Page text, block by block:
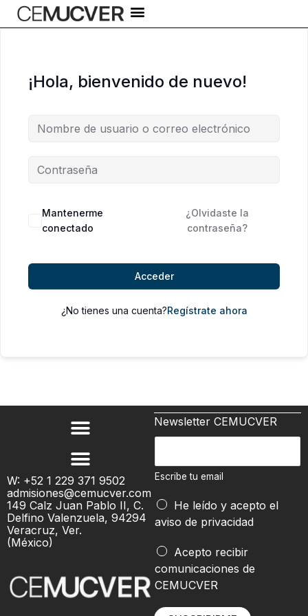
al
¡Hola, bienvenido de nuevo!
Alternative:
Mantenerme
conectado
¿Olvidaste la
contraseña?
Acceder
¿No tienes una cuenta?Regístrate ahora
W: +52 1 229 371 9502
admisiones@cemucver.com
149 Calz Juan Pablo II, C.
Delfino Valenzuela, 94294
Veracruz, Ver.
(México)
Newsletter CEMUCVER
c
i
b
e
u
e
m
Escribe tu email
E
r
i
b
He leído y acepto el
aviso de privacidad
Acepto recibir
comunicaciones de
CEMUCVER